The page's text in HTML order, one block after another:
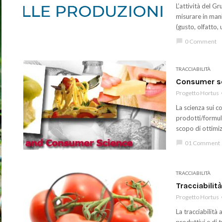
L’attività del
misurare in
(gusto, olfatto,
chat_bubble 0 Comment
TRACCIABILITÀ
Consumer
Progetto Hortus
La scienza sui
prodotti/
scopo di
chat_bubble 01 Comment
TRACCIABILITÀ
Progetto Hortus
La tracciabilità